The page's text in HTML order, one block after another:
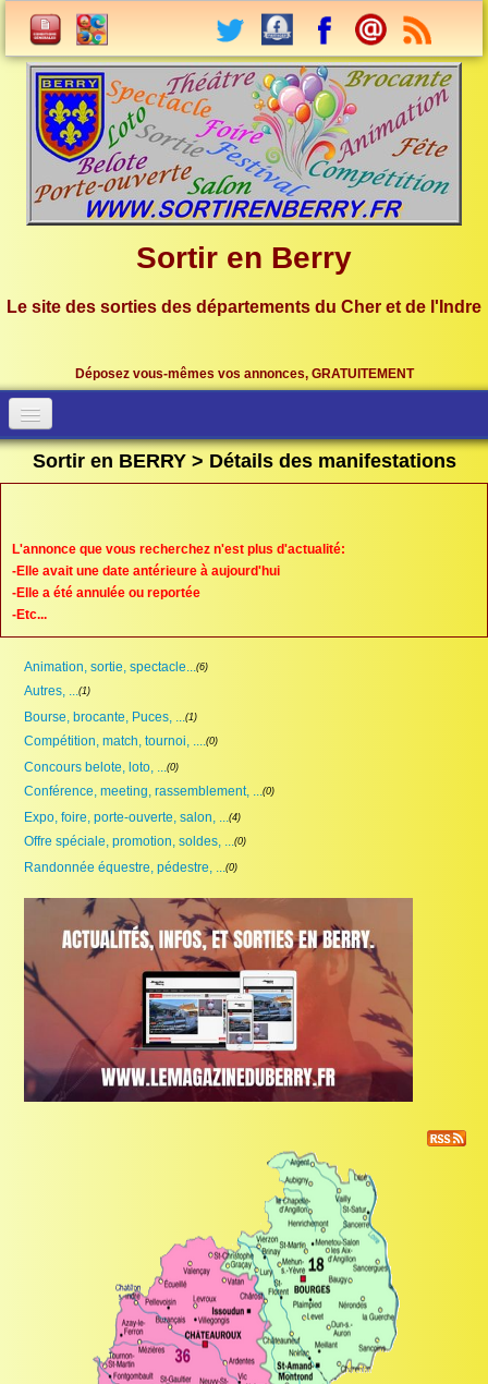
Sortir en Berry
Le site des sorties des départements du Cher et de l'Indre
Déposez vous-mêmes vos annonces, GRATUITEMENT
Accueil
Sites à visiter
Recherche
Connection
Sortir en BERRY > Détails des manifestations
L'annonce que vous recherchez n'est plus d'actualité:
-Elle avait une date antérieure à aujourd'hui
-Elle a été annulée ou reportée
-Etc...
Animation, sortie, spectacle...(6)
Autres, ...(1)
Bourse, brocante, Puces, ...(1)
Compétition, match, tournoi, ....(0)
Concours belote, loto, ...(0)
Conférence, meeting, rassemblement, ...(0)
Expo, foire, porte-ouverte, salon, ...(4)
Offre spéciale, promotion, soldes, ...(0)
Randonnée équestre, pédestre, ...(0)